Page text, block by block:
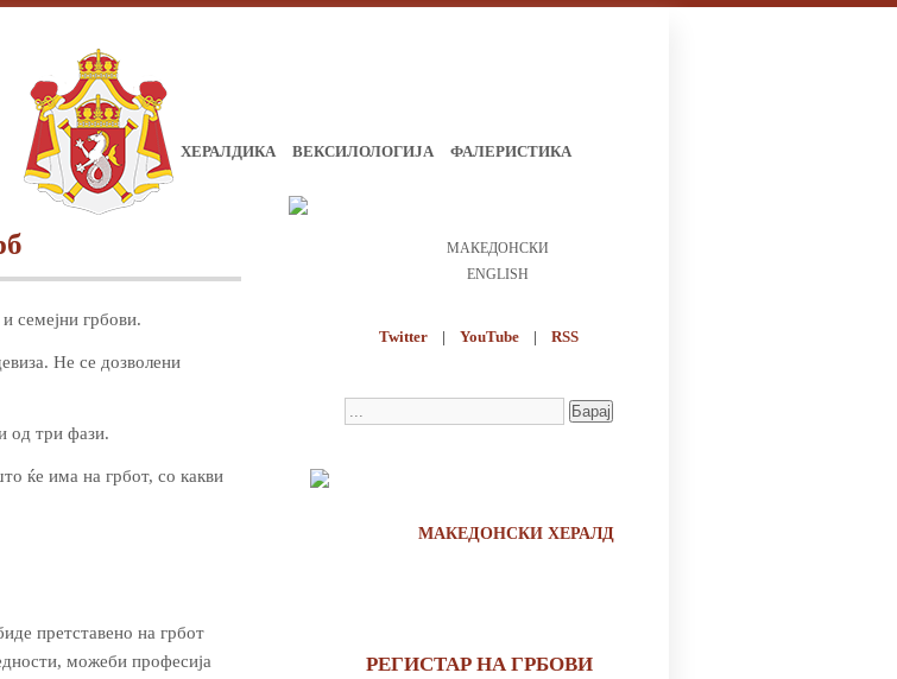
ХЕРАЛДИКА ВЕКСИЛОЛОГИЈА ФАЛЕРИСТИКА
семејни грбови.
Не се дозволени
од три фази.
ќе има на грбот, со какви
претставено на грбот
можеби професија
МАКЕДОНСКИ
ENGLISH
Twitter | YouTube | RSS
МАКЕДОНСКИ ХЕРАЛД
РЕГИСТАР НА ГРБОВИ